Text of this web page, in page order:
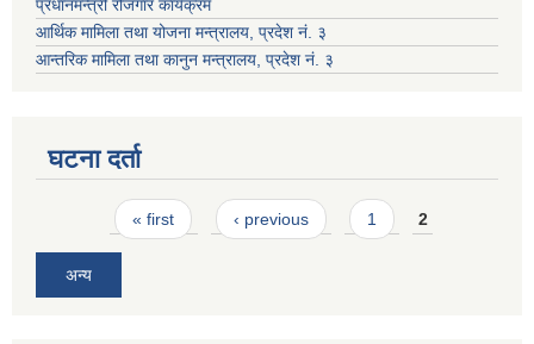
प्रधानमन्त्री रोजगार कार्यक्रम
आर्थिक मामिला तथा योजना मन्त्रालय, प्रदेश नं. ३
आन्तरिक मामिला तथा कानुन मन्त्रालय, प्रदेश नं. ३
घटना दर्ता
Pages« first ‹ previous 1 2
अन्य